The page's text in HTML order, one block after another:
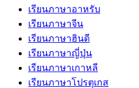
เรียนภาษาอาหรับ
เรียนภาษาจีน
เรียนภาษาฮินดี
เรียนภาษาญี่ปุ่น
เรียนภาษาเกาหลี
เรียนภาษาโปรตุเกส